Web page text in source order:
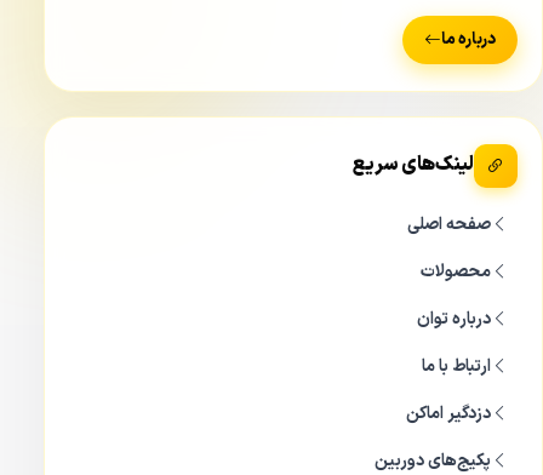
داهوا DAHUA HAC HFW 1200SP
درباره ما
لینک‌های سریع
صفحه اصلی
محصولات
درباره توان
ارتباط با ما
دزدگیر اماکن
پکیج‌های دوربین